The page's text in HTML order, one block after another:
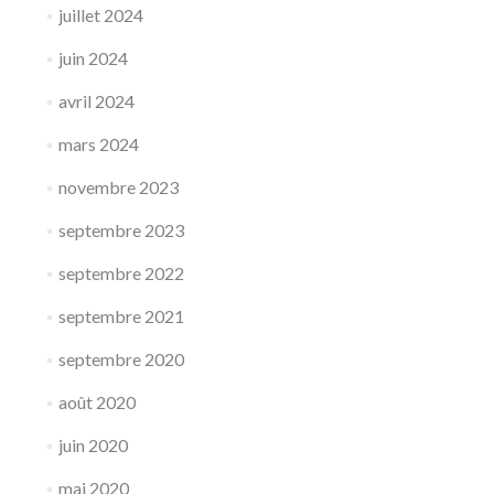
juillet 2024
juin 2024
avril 2024
mars 2024
novembre 2023
septembre 2023
septembre 2022
septembre 2021
septembre 2020
août 2020
juin 2020
mai 2020